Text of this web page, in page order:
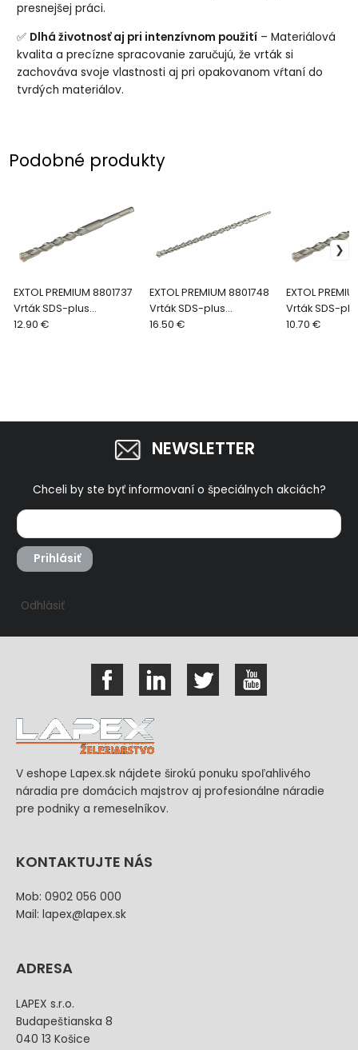
presnejšej práci.
✅ Dlhá životnosť aj pri intenzívnom použití – Materiálová
kvalita a precízne spracovanie zaručujú, že vrták si
zachováva svoje vlastnosti aj pri opakovanom vŕtaní do
tvrdých materiálov.
Podobné produkty
EXTOL PREMIUM 8801737
Vrták SDS-plus
štvorbritý, Ø16x800mm
12.90 €
EXTOL PREMIUM 8801748
Vrták SDS-plus
štvorbritý, Ø24x600mm
16.50 €
EXTOL
Vrták SDS-
štvorbritý,
10.70 €
NEWSLETTER
Chceli by ste byť informovaní o špeciálnych akciách?
Prihlásiť
Odhlásiť
V eshope Lapex.sk nájdete širokú ponuku spoľahlivého
náradia pre domácich majstrov aj profesionálne náradie
pre podniky a remeselníkov.
KONTAKTUJTE NÁS
Mob: 0902 056 000
Mail: lapex@lapex.sk
ADRESA
LAPEX s.r.o.
Budapeštianska 8
040 13 Košice